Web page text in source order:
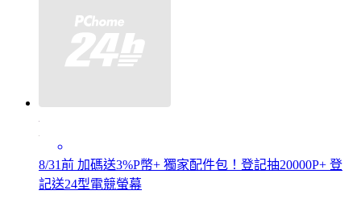
8/31前 加碼送3%P幣+ 獨家配件包！登記抽20000P+ 登
記送24型電競螢幕